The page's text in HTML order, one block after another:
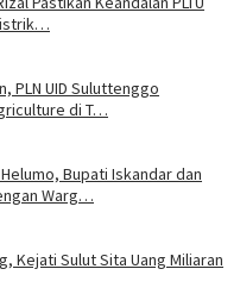
PLN UID Suluttenggo
di T…
Bupati Iskandar dan
Warg…
Kejati Sulut Sita Uang Miliaran